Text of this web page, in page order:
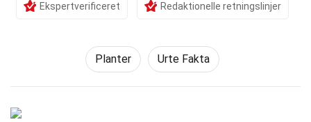
Ekspertverificeret Redaktionelle retningslinjer
Planter Urte Fakta